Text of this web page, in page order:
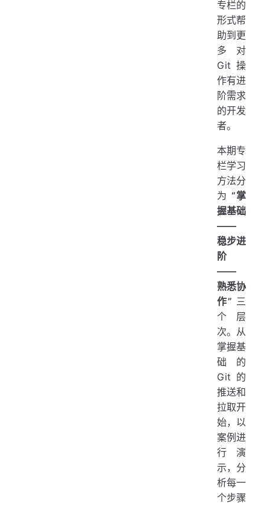
专栏的
形式帮
助到更
多对
Git 操
作有进
阶需求
的开发
者。
本期专
栏学习
方法分
为 “掌
握基础
——
稳步进
阶
——
熟悉协
作” 三
个层
次。从
掌握基
础的
Git 的
推送和
拉取开
始，以
案例进
行演
示，分
析每一
个步骤